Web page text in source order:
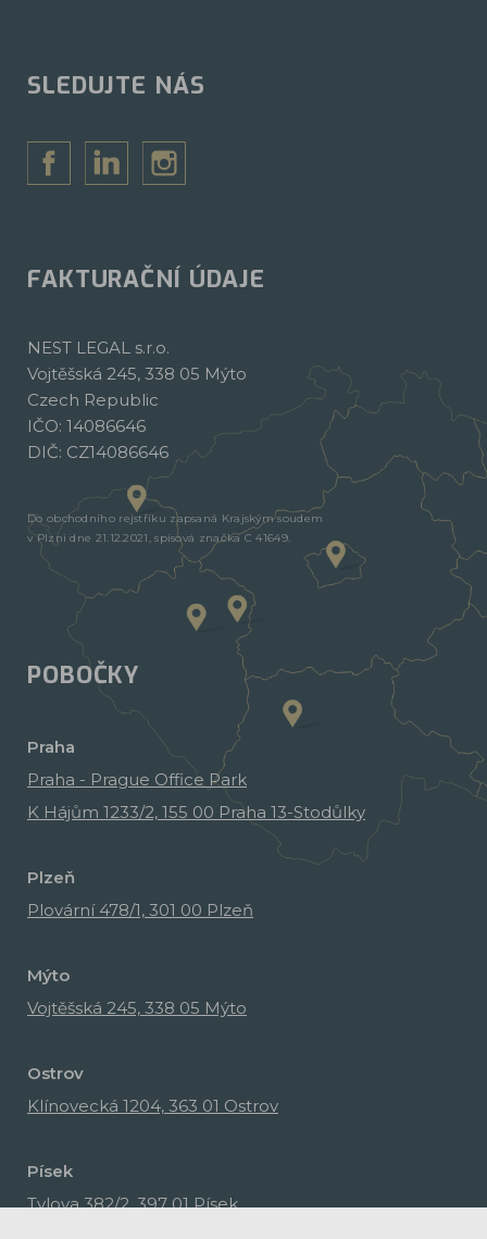
SLEDUJTE NÁS
FAKTURAČNÍ ÚDAJE
NEST LEGAL s.r.o.
Vojtěšská 245, 338 05 Mýto
Czech Republic
IČO: 14086646
DIČ: CZ14086646
Do obchodního rejstříku zapsaná Krajským soudem
v Plzni dne 21.12.2021, spisová značka C 41649.
POBOČKY
Praha
Praha - Prague Office Park
K Hájům 1233/2, 155 00 Praha 13-Stodůlky
Plzeň
Plovární 478/1, 301 00 Plzeň
Mýto
Vojtěšská 245, 338 05 Mýto
Ostrov
Klínovecká 1204, 363 01 Ostrov
Písek
Tylova 382/2, 397 01 Písek